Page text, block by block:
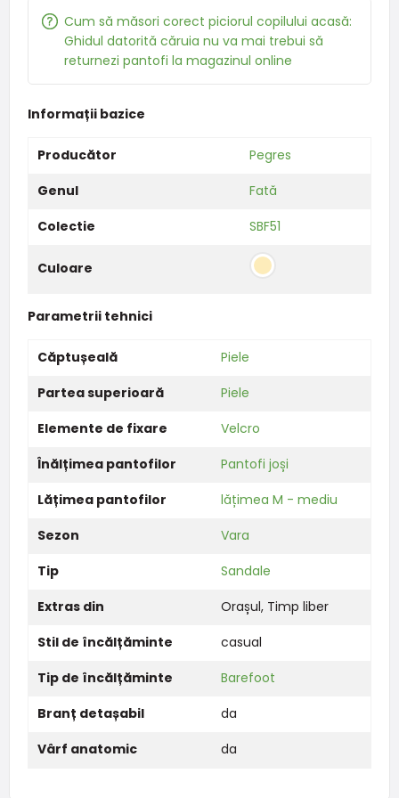
Cum să măsori corect piciorul copilului acasă:
Ghidul datorită căruia nu va mai trebui să
returnezi pantofi la magazinul online
Informații bazice
Producător
Pegres
Genul
Fată
Colectie
SBF51
Culoare
Parametrii tehnici
Căptușeală
Piele
Partea superioară
Piele
Elemente de fixare
Velcro
Înălțimea pantofilor
Pantofi joși
Lățimea pantofilor
lățimea M - mediu
Sezon
Vara
Tip
Sandale
Extras din
Orașul, Timp liber
Stil de încălțăminte
casual
Tip de încălțăminte
Barefoot
Branț detașabil
da
Vârf anatomic
da